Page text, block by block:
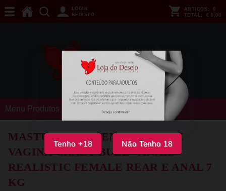
Tenho +18 Não Tenho 18
LOGIN
REGISTO
ARTIGOS:
0
TOTAL: € 0,00
Menu Produtos
MASTURBADOR EM FORMA DE
VAGINA CRAZY BULL - ANAID
REALISTIC FEMALE REAR E ANAL 7
KG